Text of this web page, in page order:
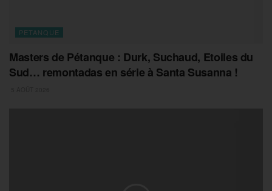
PETANQUE
Masters de Pétanque : Durk, Suchaud, Etoiles du
Sud… remontadas en série à Santa Susanna !